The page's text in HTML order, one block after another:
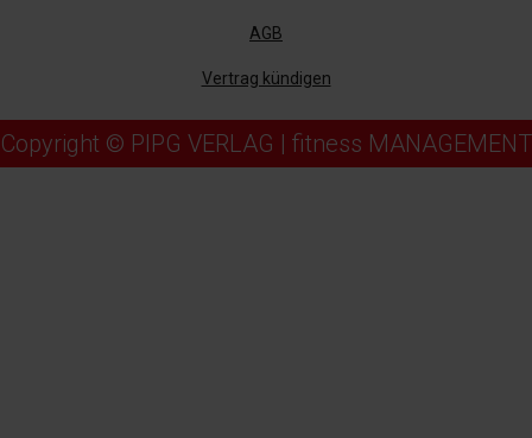
AGB
Vertrag kündigen
Copyright © PIPG VERLAG | fitness MANAGEMENT